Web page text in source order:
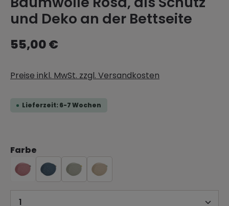
und Deko an der Bettseite
55,00 €
Preise inkl. MwSt. zzgl. Versandkosten
Lieferzeit: 6-7 Wochen
Farbe
Produkt Anzahl: Gib den